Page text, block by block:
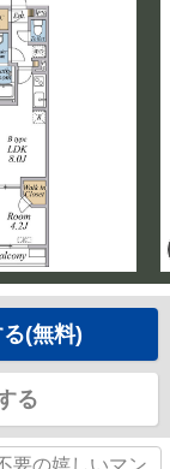
(無料)
る
要の嬉しいマン